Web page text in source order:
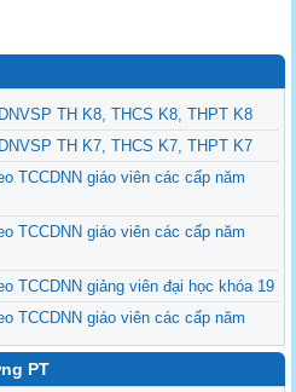
TH K8, THCS K8, THPT K8
TH K7, THCS K7, THPT K7
TCCDNN giáo viên các cấp năm
TCCDNN giáo viên các cấp năm
TCCDNN giảng viên đại học khóa 19
TCCDNN giáo viên các cấp năm
TH K6, THCS K6, THPT K6
PT